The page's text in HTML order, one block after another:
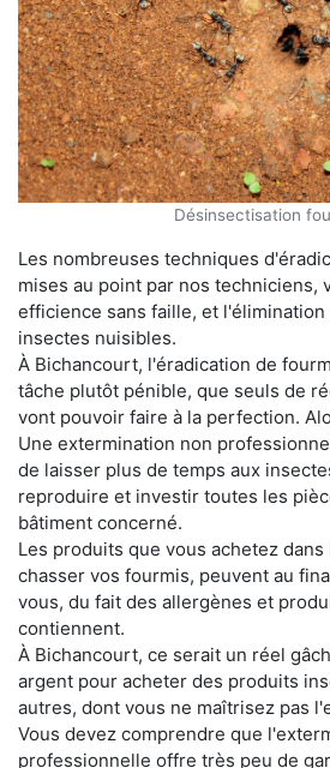
Désinsectisation
Les nombreuses techniques
mises au point par nos techniciens,
efficience sans faille, et
insectes nuisibles.
À Bichancourt, l'éradication de
tâche plutôt pénible, que seuls de
vont pouvoir faire à la perfection.
Une extermination non
de laisser plus de temps aux
reproduire et investir toutes les
bâtiment concerné.
Les produits que vous achetez
chasser vos fourmis, peuvent au
vous, du fait des allergènes et
contiennent.
À Bichancourt, ce serait un réel
argent pour acheter des produits
autres, dont vous ne maîtrisez pas
Vous devez comprendre que
professionnelle offre très peu de